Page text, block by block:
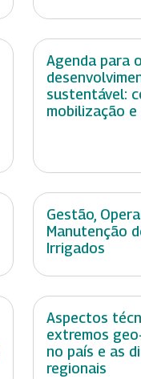
Agenda para o
sustentável:
mobilização
Gestão,
Manutenção
Irrigados
Aspectos
extremos
no país e as
regionais